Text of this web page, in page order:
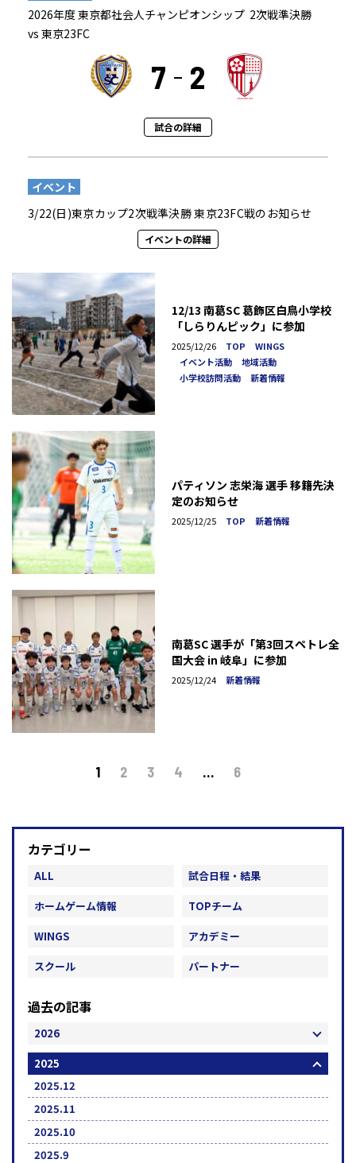
2026年度 東京都社会人チャンピオンシップ 2次戦準決勝
vs 東京23FC
7 2
試合の詳細
イベント
3/22(日)東京カップ2次戦準決勝 東京23FC戦のお知らせ
イベントの詳細
12/13 南葛SC 葛飾区白鳥小学校
「しらりんピック」に参加
2025/12/26 TOP
WINGS
イベント活動
地域活動
小学校訪問活動
新着情報
パティソン 志栄海 選手 移籍先決
定のお知らせ
2025/12/25 TOP 新着情報
南葛SC 選手が「第3回スペトレ全
国大会 in 岐阜」に参加
2025/12/24 新着情報
1 2 3 4 … 6
カテゴリー
ALL
試合日程・結果
ホームゲーム情報
TOPチーム
WINGS
アカデミー
スクール
パートナー
過去の記事
2026
2025
2025.12
2025.11
2025.10
2025.9